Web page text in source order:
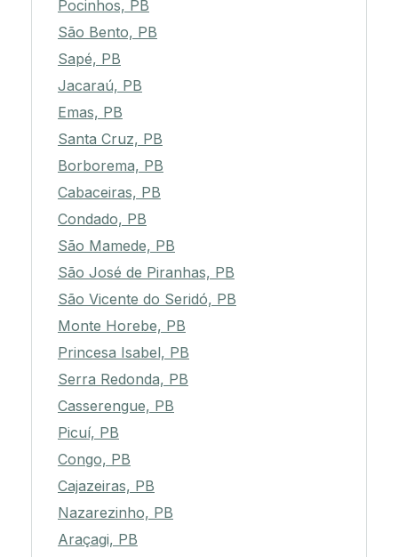
Pocinhos, PB
São Bento, PB
Sapé, PB
Jacaraú, PB
Emas, PB
Santa Cruz, PB
Borborema, PB
Cabaceiras, PB
Condado, PB
São Mamede, PB
São José de Piranhas, PB
São Vicente do Seridó, PB
Monte Horebe, PB
Princesa Isabel, PB
Serra Redonda, PB
Casserengue, PB
Picuí, PB
Congo, PB
Cajazeiras, PB
Nazarezinho, PB
Araçagi, PB